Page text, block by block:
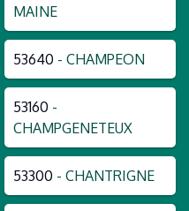
MAINE
53640 - CHAMPEON
53160 -
CHAMPGENETEUX
53300 - CHANTRIGNE